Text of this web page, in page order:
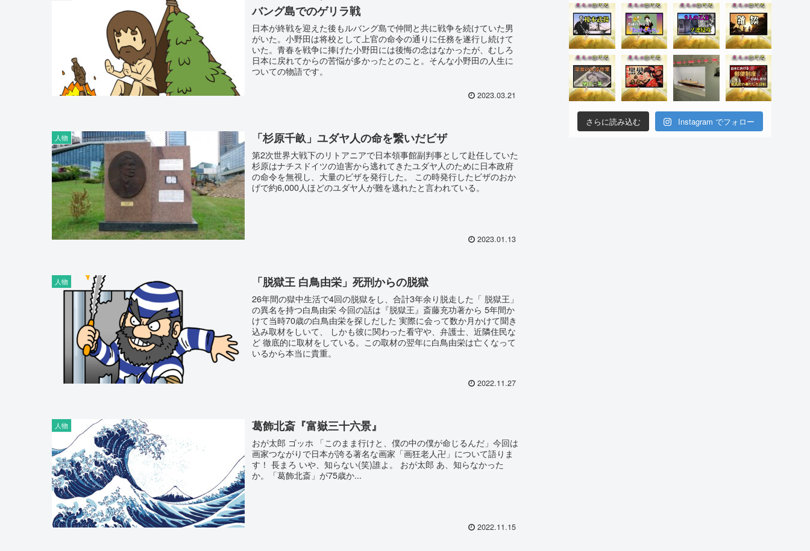
バング島でのゲリラ戦
日本が終戦を迎えた後もルバング島で仲間と共に戦争を続けていた男
がいた。小野田は将校として上官の命令の通りに任務を遂行し続けて
いた。青春を戦争に捧げた小野田には後悔の念はなかったが、むしろ
日本に戻れてからの苦悩が多かったとのこと。そんな小野田の人生に
ついての物語です。
2023.03.21
人物 「杉原千畝」ユダヤ人の命を繋いだビザ
第2次世界大戦下のリトアニアで日本領事館副判事として赴任していた
杉原はナチスドイツの迫害から逃れてきたユダヤ人のために日本政府
の命令を無視し、大量のビザを発行した。 この時発行したビザのおか
げで約6,000人ほどのユダヤ人が難を逃れたと言われている。
2023.01.13
人物 「脱獄王 白鳥由栄」死刑からの脱獄
26年間の獄中生活で4回の脱獄をし、合計3年余り脱走した「 脱獄王」
の異名を持つ白鳥由栄 今回の話は『脱獄王』斎藤充功著から 5年間か
けて当時70歳の白鳥由栄を探しだした 実際に会って数か月かけて聞き
込み取材をしいて、 しかも彼に関わった看守や、弁護士、近隣住民な
ど 徹底的に取材をしている。この取材の翌年に白鳥由栄は亡くなって
いるから本当に貴重。
2022.11.27
人物 葛飾北斎『富嶽三十六景』
おが太郎 ゴッホ 「このまま行けと、僕の中の僕が命じるんだ」今回は
画家つながりで日本が誇る著名な画家「画狂老人卍」について語りま
す！ 長まろ いや、知らない(笑)誰よ。 おが太郎 あ、知らなかった
か。「葛飾北斎」が75歳か...
2022.11.15
さらに読み込む Instagram でフォロー